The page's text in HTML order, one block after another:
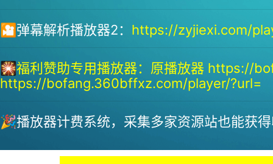
🎦弹幕解析播放器2： https://zyjiexi.com/
🎇福利赞助专用播放器： 原播放器 https://
https://bofang.360bffxz.com/player/?url=
🎉播放器计费系统，采集多家资源站也能获